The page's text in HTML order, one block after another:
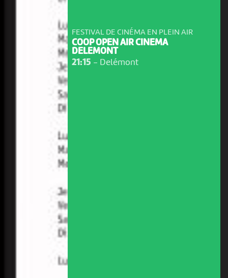
FESTIVAL DE CINÉMA EN PLEIN AIR
COOP OPEN AIR CINEMA
DELEMONT
21:15 - Delémont